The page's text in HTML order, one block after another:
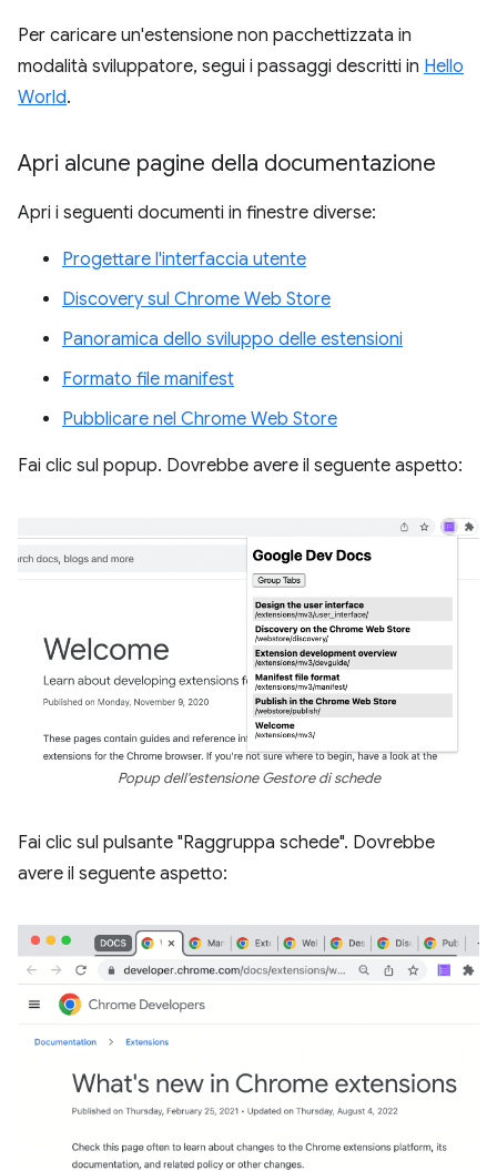
Per caricare un'estensione non pacchettizzata in
modalità sviluppatore, segui i passaggi descritti in Hello
World.
Apri alcune pagine della documentazione
Apri i seguenti documenti in finestre diverse:
Progettare l'interfaccia utente
Discovery sul Chrome Web Store
Panoramica dello sviluppo delle estensioni
Formato file manifest
Pubblicare nel Chrome Web Store
Fai clic sul popup. Dovrebbe avere il seguente aspetto:
Popup dell'estensione Gestore di schede
Fai clic sul pulsante "Raggruppa schede". Dovrebbe
avere il seguente aspetto: